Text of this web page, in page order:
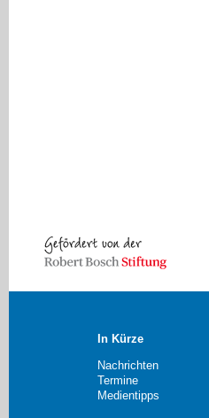
In Kürze
Nachrichten
Termine
Medientipps